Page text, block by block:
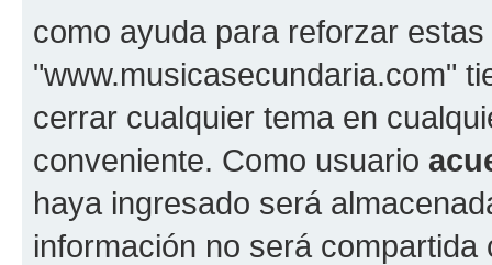
como ayuda para reforzar
"www.musicasecundaria.com"
cerrar cualquier tema en
conveniente. Como usuario
haya ingresado será
información no será